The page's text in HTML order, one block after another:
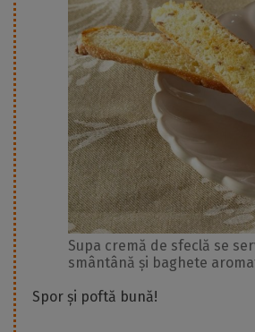
Supa cremă de sfeclă se
smântână și baghete
Spor și poftă bună!